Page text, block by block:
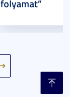
folyamat”